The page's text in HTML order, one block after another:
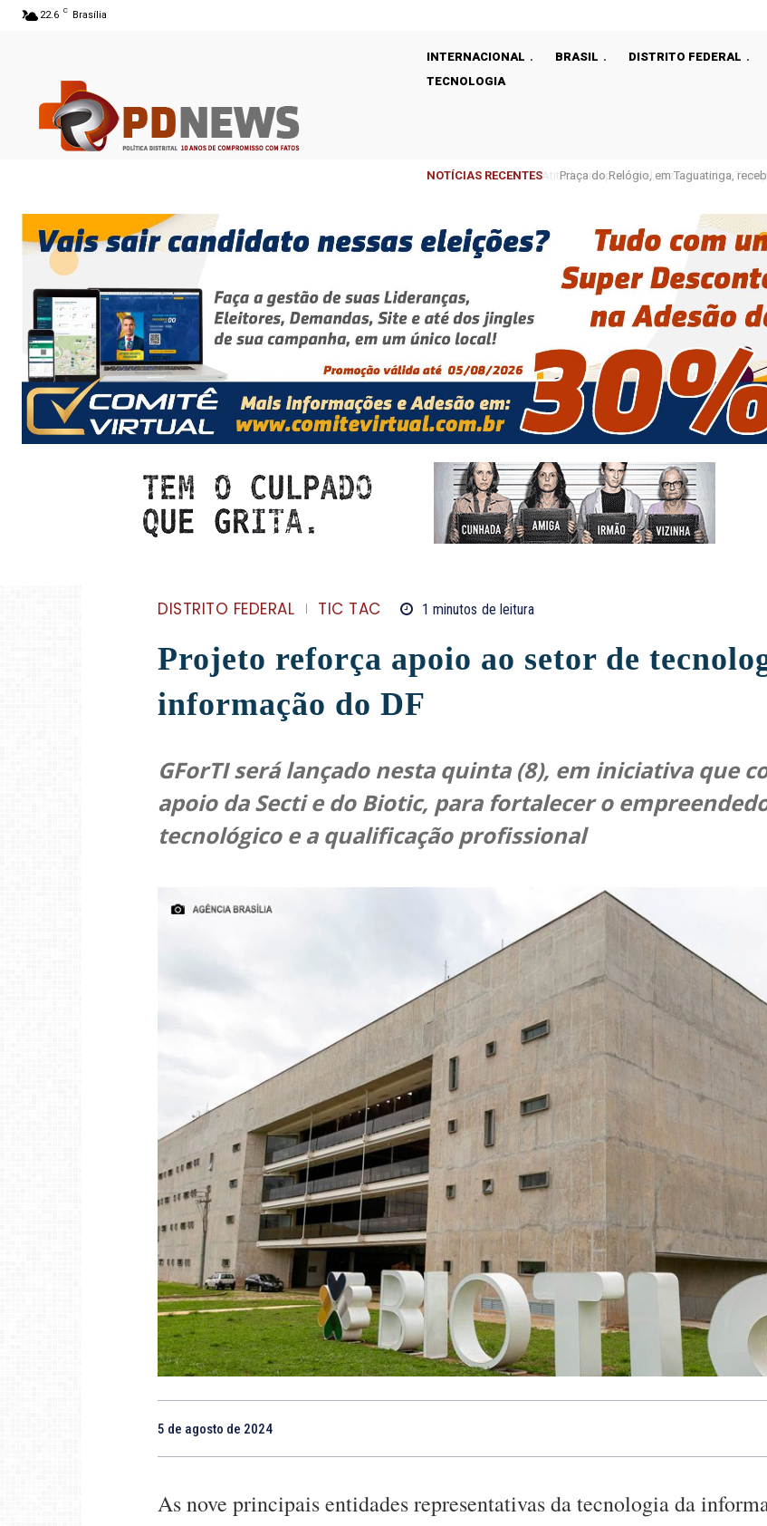
22.6 C Brasília
INTERNACIONAL BRASIL DISTRITO FEDERAL
TECNOLOGIA
NOTÍCIAS RECENTES Praça do Relógio, em Taguatinga,
DISTRITO FEDERAL TIC TAC 1 minutos de leitura
Projeto reforça apoio ao setor de
informação do DF
GForTI será lançado nesta quinta (8), em iniciativa que
apoio da Secti e do Biotic, para fortalecer o
tecnológico e a qualificação profissional
5 de agosto de 2024
As nove principais entidades representativas da tecnologia da